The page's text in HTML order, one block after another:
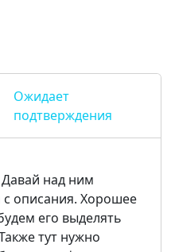
Ожидает
подтверждения
над ним
описания. Хорошее
его выделять
тут нужно